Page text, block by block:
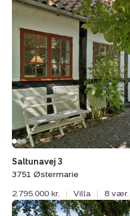
Saltunavej
3,
3751
Østermarie
Saltunavej 3
3751 Østermarie
2.795.000 kr.
| Villa | 8 vær.
Villa: